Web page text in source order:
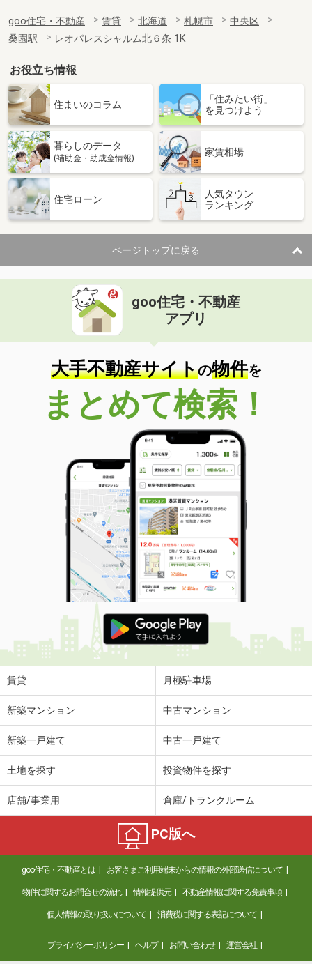
goo住宅・不動産 賃貸 北海道 札幌市
中央区
桑園駅
レオパレスシャルム北６条 1K
お役立ち情報
住まいのコラム
「住みたい街」
を見つけよう
暮らしのデータ
(補助金・助成金情報)
家賃相場
住宅ローン
人気タウン
ランキング
ページトップに戻る
goo住宅・不動産
アプリ
大手不動産サイトの物件を
まとめて検索！
賃貸 月極駐車場
新築マンション 中古マンション
新築一戸建て 中古一戸建て
土地を探す 投資物件を探す
店舗/事業用 倉庫/トランクルーム
PC版へ
goo住宅・不動産とは お客さまご利用端末からの情報の外部送信について
物件に関するお問合せの流れ 情報提供元 不動産情報に関する免責事項
個人情報の取り扱いについて 消費税に関する表記について
プライバシーポリシー ヘルプ お問い合わせ 運営会社